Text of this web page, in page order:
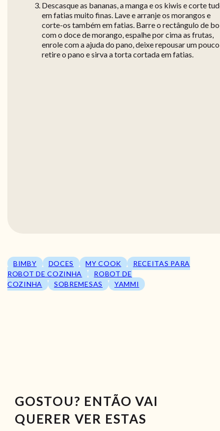
Descasque as bananas, a manga e os kiwis e corte
em fatias muito finas. Lave e arranje os morangos e
corte-os também em fatias. Barre o rectângulo de
com o doce de morango, espalhe por cima as frutas,
enrole com a ajuda do pano, deixe repousar um
retire o pano e sirva a torta cortada em fatias.
BIMBY DOCES MY COOK
RECEITAS PARA
ROBOT DE COZINHA
ROBOT DE
COZINHA
SOBREMESAS YAMMI
GOSTOU? ENTÃO VAI
QUERER VER ESTAS